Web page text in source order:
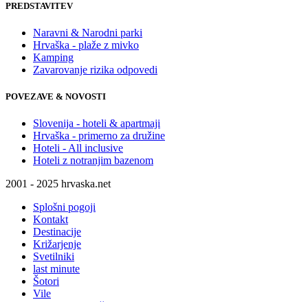
PREDSTAVITEV
Naravni & Narodni parki
Hrvaška - plaže z mivko
Kamping
Zavarovanje rizika odpovedi
POVEZAVE & NOVOSTI
Slovenija - hoteli & apartmaji
Hrvaška - primerno za družine
Hoteli - All inclusive
Hoteli z notranjim bazenom
2001 - 2025 hrvaska.net
Splošni pogoji
Kontakt
Destinacije
Križarjenje
Svetilniki
last minute
Šotori
Vile